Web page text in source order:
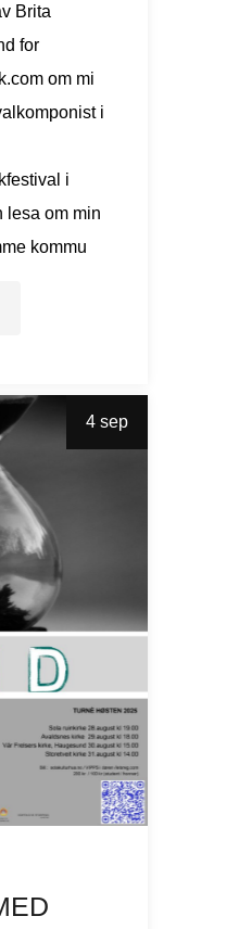
Brita
for
om mi
i
i
lesa om min
kommu
4 sep